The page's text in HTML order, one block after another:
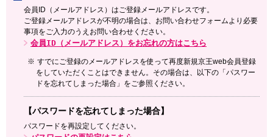
会員ID（メールアドレス）はご登録メールアドレスです。
ご登録メールアドレスが不明の場合は、お問い合わせフォームより必要
事項をご入力のうえお問い合わせください。
会員ID（メールアドレス）をお忘れの方はこちら
すでにご登録のメールアドレスを使って再度新規京王web会員登録
をしていただくことはできません。その場合は、以下の「パスワー
ドを忘れてしまった場合」をご参照ください。
【パスワードを忘れてしまった場合】
パスワードを再設定してください。